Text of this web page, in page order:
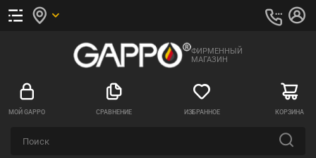
ФИРМЕННЫЙ
МАГАЗИН
МОЙ GAPPO СРАВНЕНИЕ ИЗБРАННОЕ КОРЗИНА